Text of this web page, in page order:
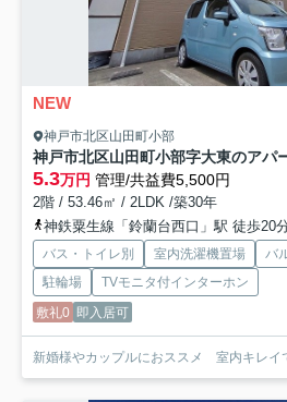
NEW
神戸市北区山田町小部
神戸市北区山田町小部字大東のアパ
5.3万円 管理/共益費5,500円
2階 / 53.46㎡ / 2LDK /築30年
神鉄粟生線「鈴蘭台西口」駅 徒歩20
バス・トイレ別 室内洗濯機置場 バ
駐輪場
TVモニタ付インターホン
敷礼0 即入居可
新婚様やカップルにおススメ 室内キレイ